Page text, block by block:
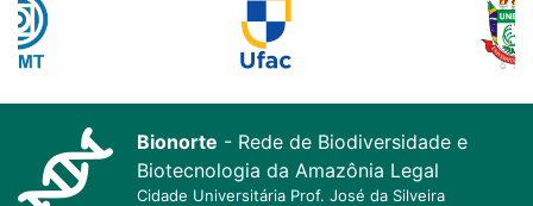
Bionorte - Rede de Biodiversidade e
Biotecnologia da Amazônia Legal
Cidade Universitária Prof. José da Silveira